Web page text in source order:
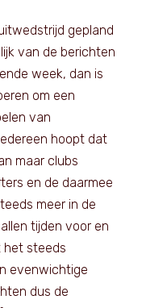
gepland
van de berichten
week, dan is
om een
van
hoopt dat
maar clubs
en de daarmee
meer in de
tijden voor en
het steeds
evenwichtige
dus de